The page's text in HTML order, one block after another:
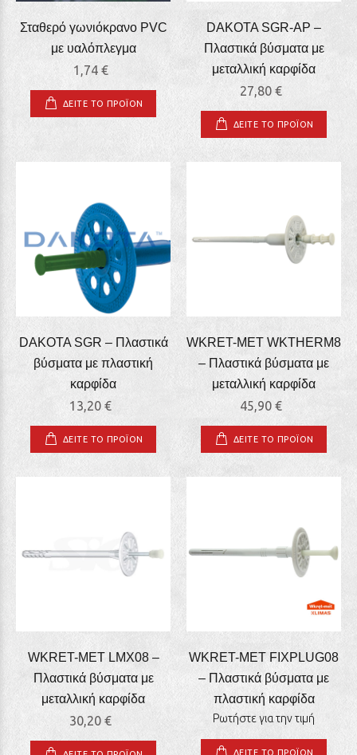
Σταθερό γωνιόκρανο PVC
με υαλόπλεγμα
1,74 €
ΔΕΙΤΕ ΤΟ ΠΡΟΪΟΝ
DAKOTA SGR-AP –
Πλαστικά βύσματα με
μεταλλική καρφίδα
27,80 €
ΔΕΙΤΕ ΤΟ ΠΡΟΪΟΝ
DAKOTA SGR – Πλαστικά
βύσματα με πλαστική
καρφίδα
13,20 €
ΔΕΙΤΕ ΤΟ ΠΡΟΪΟΝ
WKRET-MET WKTHERM8
– Πλαστικά βύσματα με
μεταλλική καρφίδα
45,90 €
ΔΕΙΤΕ ΤΟ ΠΡΟΪΟΝ
WKRET-MET LMX08 –
Πλαστικά βύσματα με
μεταλλική καρφίδα
30,20 €
WKRET-MET FIXPLUG08
– Πλαστικά βύσματα με
πλαστική καρφίδα
Ρωτήστε για την τιμή
ΔΕΙΤΕ ΤΟ ΠΡΟΪΟΝ